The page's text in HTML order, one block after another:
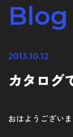
工業製品
Blog
2013.10.12
カタログ
おはようございま